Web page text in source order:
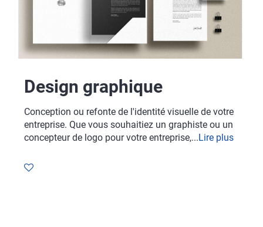
Design graphique
Conception ou refonte de l'identité visuelle de votre
entreprise. Que vous souhaitiez un graphiste ou un
concepteur de logo pour votre entreprise,...Lire plus